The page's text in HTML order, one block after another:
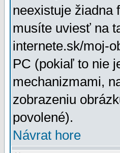
neexistuje žiadna
musíte uviesť na
internete.sk/moj-
PC (pokiaľ to nie
mechanizmami,
zobrazeniu
povolené).
Návrat hore